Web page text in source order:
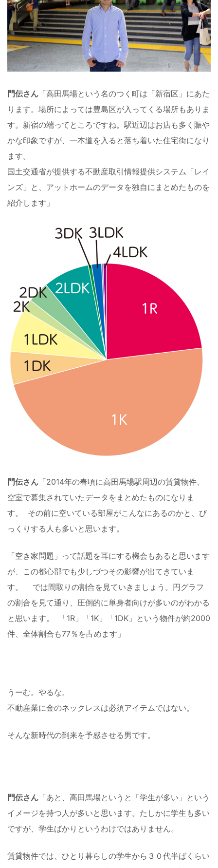
門伝さん 「高田馬場という名のつく町は「新宿区」にあた
ります。場所によっては豊島区が入ってくる場所もありま
す。新宿の端ってところですね。駅近辺はお店も多く賑や
かな印象ですが、一本道を入ると落ち着いた住宅街になり
ます。
国土交通省が提供する不動産取引情報提供システム「レイ
ンズ」と、アットホームのデータを独自にまとめたものを
紹介します」
門伝さん 「2014年の春頃に高田馬場駅周辺の賃貸物件、
空室で募集されていたデータをまとめたものになりま
す。 その前に空いている部屋がこんなにあるのかと、び
っくりする人も多いと思います。
「空き家問題」って話題を耳にする機会もあると思います
が、この都心部でも少しづつその影響が出てきていま
す。 では間取りの割合を見ていきましょう。円グラフ
の割合を見て通り、圧倒的に単身者向けが多いのがわかる
と思います。 「1R」「1K」「1DK」という物件が約2000
件、全体割合も77％を占めます」
うーむ。やるな。
不動産業に金のネックレスは必須アイテムではない。
そんな新時代の到来を予感させる男です。
門伝さん 「あと、高田馬場というと「学生が多い」という
イメージを持つ人が多いと思います。たしかに学生も多い
ですが、学生ばかりというわけではありません。
賃貸物件では、ひとり暮らしの学生から３０代半ばくらい